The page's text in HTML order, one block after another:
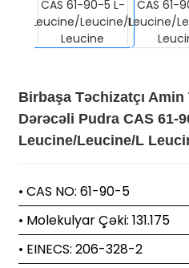
Birbaşa Təchizatçı
Dərəcəli Pudra CAS 61-
Leucine/Leucine/L
• CAS NO: 61-90-5
• Molekulyar Çəki: 131.175
• EINECS: 206-328-2